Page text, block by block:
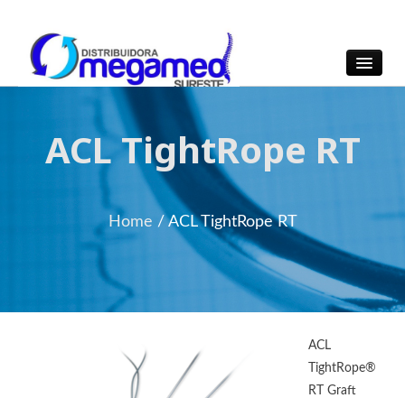
OmegaMed Sureste
OmegaMed Sureste
ACL TightRope RT
Home / ACL TightRope RT
ACL
TightRope®
RT Graft